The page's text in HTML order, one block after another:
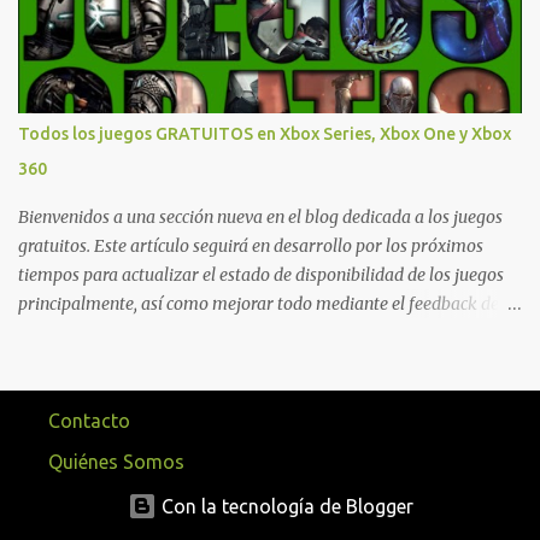
más para diferentes títulos. Todas estas ventajas se pueden
reclamar desde la sección de Game Pass o en tu aplicación de Xbox
yendo directamente a la pestaña de Game Pass. Essential también
ahora sumará el acceso a la Nube de Xbox, el cual nos permitite
jugar una pequeña porción de los juegos de la suscripción
mediante xCloud y más de 600 juegos compatibles si es que los
compramos previamente (con más títulos en camino a ser
compatibles con la función Transmite tu Propios Juegos). Pueden
leer más...
Todos los juegos GRATUITOS en Xbox Series, Xbox One y Xbox
360
Bienvenidos a una sección nueva en el blog dedicada a los juegos
gratuitos. Este artículo seguirá en desarrollo por los próximos
tiempos para actualizar el estado de disponibilidad de los juegos
principalmente, así como mejorar todo mediante el feedback de
ofrecen contenidos limitados o no se encuentran en algunas
regiones de América Latina. Podremos ver una lista más
desarrollada, con vídeos o una descripción de los juegos
disponibles de forma gratuita en Xbox Series, Xbox One y Xbox 360
a continuación. LOS F2P DEJARON DE PEDIR DE XBOX LIVE GOLD
Contacto
Quiénes Somos
Con la tecnología de Blogger